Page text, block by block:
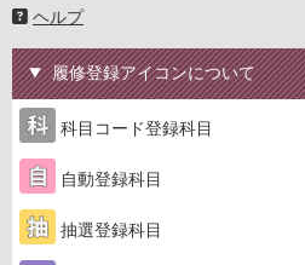
ヘルプ
履修登録アイコンについて
科目コード登録科目
自動登録科目
抽選登録科目